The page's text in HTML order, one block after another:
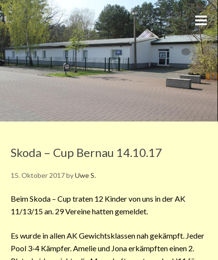
Skoda – Cup Bernau 14.10.17
15. Oktober 2017byUwe S.
Beim Skoda – Cup traten 12 Kinder von uns in der AK
11/13/15 an. 29 Vereine hatten gemeldet.
Es wurde in allen AK Gewichtsklassen nah gekämpft. Jeder
Pool 3-4 Kämpfer. Amelie und Jona erkämpften einen 2.